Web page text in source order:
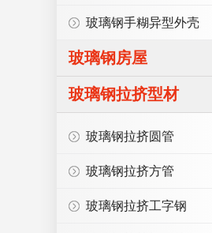
玻璃钢手糊异型外壳
玻璃钢房屋
玻璃钢拉挤型材
玻璃钢拉挤圆管
玻璃钢拉挤方管
玻璃钢拉挤工字钢